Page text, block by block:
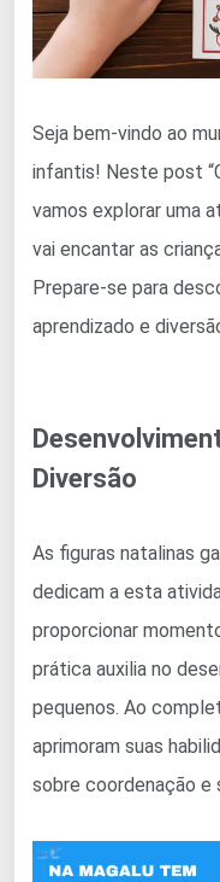
Seja bem-vindo ao
infantis! Neste post
vamos explorar uma
vai encantar as
Prepare-se para
aprendizado e
Diversão
As figuras natalinas
dedicam a esta
proporcionar
prática auxilia no
pequenos. Ao
aprimoram suas
sobre coordenação e